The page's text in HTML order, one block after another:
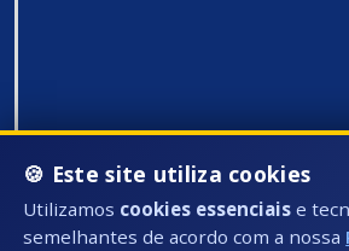
🍪 Este site utiliza cookies
Utilizamos cookies essenciais e
semelhantes de acordo com a nossa